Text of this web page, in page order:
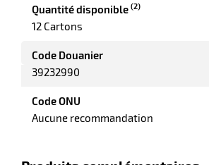
Quantité disponible (2)
12 Cartons
Code Douanier
39232990
Code ONU
Aucune recommandation